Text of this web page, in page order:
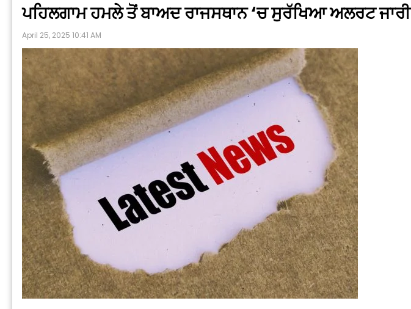
ਪਹਿਲਗਾਮ ਹਮਲੇ ਤੋਂ ਬਾਅਦ ਰਾਜਸਥਾਨ ‘ਚ ਸੁਰੱਖਿਆ ਅਲਰਟ ਜਾਰੀ
April 25, 2025 10:41 AM
Prabh Harmandar Sohna